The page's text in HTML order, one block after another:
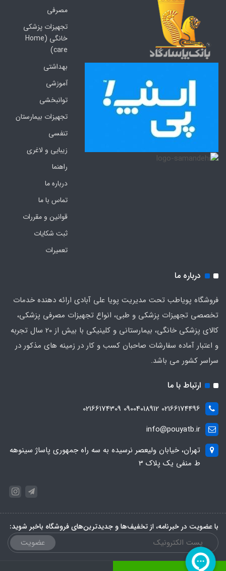
مصرفی
تجهیزات پزشکی
خانگی (Home
care)
بهداشتی
آموزشی
توانبخشی
تجهیزات بیمارستان
تنفسی
زیبایی و لاغری
راهنما
درباره ما
تماس با ما
قوانین و مقررات
ثبت شکایات
تعمیرات
درباره ما
فروشگاه پویاطب تحت مدیریت پویا علی آبادی ارائه دهنده خدمات
تخصصی تجهیزات پزشکی و طبی، انواع تجهیزات مصرفی پزشکی،
کالای پزشکی خانگی، بیمارستانی و کلینیکی با بیش از 20 سال تجربه
و اعتبار آماده سفارشات صاحبان کسب و کار در زمینه های مذکور در
سراسر کشور می باشد.
ارتباط با ما
02166174496 09004018912 02166174309
info@pouyatb.ir
تهران، خیابان ولیعصر نرسیده به سه راه جمهوری پاساژ سینوهه
ط منفی یک پلاک 3
با عضویت در خبرنامه، از تخفیف‌ها و جدیدترین‌های فروشگاه باخبر شوید:
عضویت